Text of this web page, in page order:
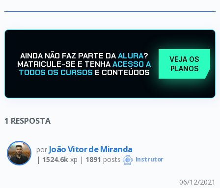
AINDA NÃO FAZ PARTE DAALURA?
MATRICULE-SE E TENHAACESSO A
TODOS OS CURSOS E CONTEÚDOS
VEJA OS
PLANOS
1 RESPOSTA
por João Vitor de Miranda
| 1524.6k xp | 1891 posts Instrutor
06/12/2021